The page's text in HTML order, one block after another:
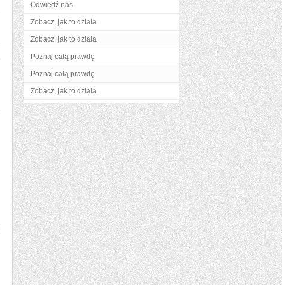
Odwiedź nas
Zobacz, jak to działa
Zobacz, jak to działa
Poznaj całą prawdę
Poznaj całą prawdę
Zobacz, jak to działa